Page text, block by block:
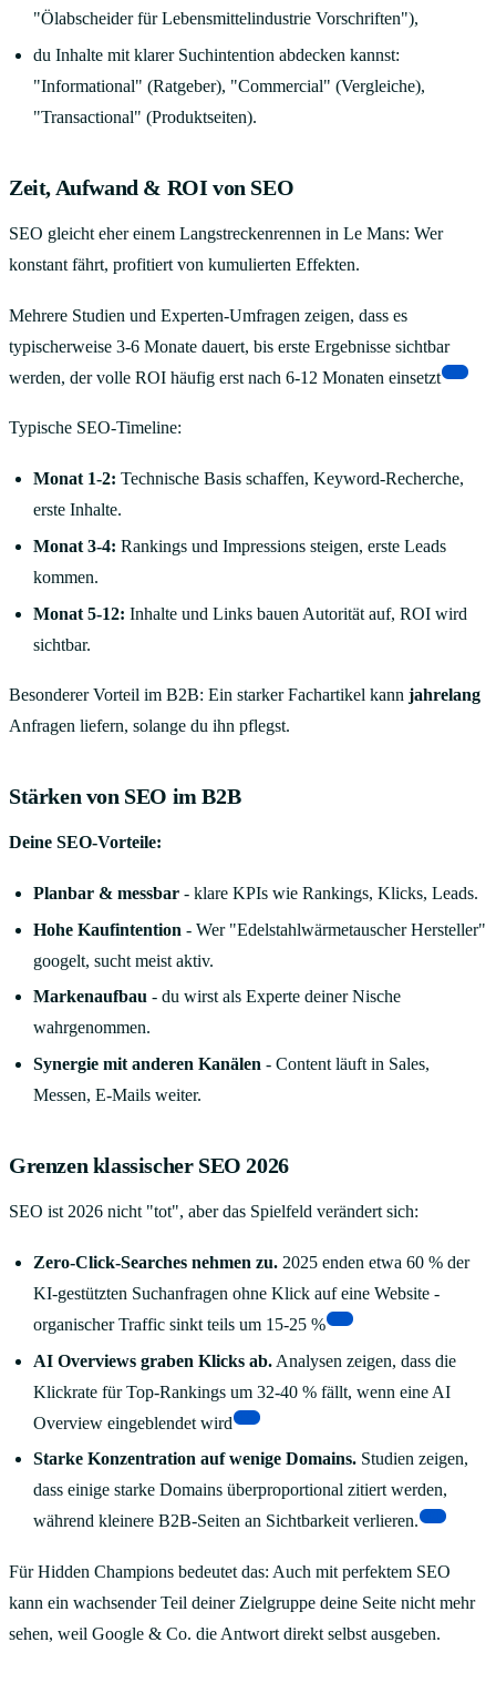
"Ölabscheider für Lebensmittelindustrie Vorschriften"),
du Inhalte mit klarer Suchintention abdecken kannst:
"Informational" (Ratgeber), "Commercial" (Vergleiche),
"Transactional" (Produktseiten).
Zeit, Aufwand & ROI von SEO
SEO gleicht eher einem Langstreckenrennen in Le Mans: Wer
konstant fährt, profitiert von kumulierten Effekten.
Mehrere Studien und Experten-Umfragen zeigen, dass es
typischerweise 3-6 Monate dauert, bis erste Ergebnisse sichtbar
werden, der volle ROI häufig erst nach 6-12 Monaten einsetzt
Typische SEO-Timeline:
Monat 1-2: Technische Basis schaffen, Keyword-Recherche,
erste Inhalte.
Monat 3-4: Rankings und Impressions steigen, erste Leads
kommen.
Monat 5-12: Inhalte und Links bauen Autorität auf, ROI wird
sichtbar.
Besonderer Vorteil im B2B: Ein starker Fachartikel kann jahrelang
Anfragen liefern, solange du ihn pflegst.
Stärken von SEO im B2B
Deine SEO-Vorteile:
Planbar & messbar - klare KPIs wie Rankings, Klicks, Leads.
Hohe Kaufintention - Wer "Edelstahlwärmetauscher Hersteller"
googelt, sucht meist aktiv.
Markenaufbau - du wirst als Experte deiner Nische
wahrgenommen.
Synergie mit anderen Kanälen - Content läuft in Sales,
Messen, E-Mails weiter.
Grenzen klassischer SEO 2026
SEO ist 2026 nicht "tot", aber das Spielfeld verändert sich:
Zero-Click-Searches nehmen zu. 2025 enden etwa 60 % der
KI-gestützten Suchanfragen ohne Klick auf eine Website -
organischer Traffic sinkt teils um 15-25 %
AI Overviews graben Klicks ab. Analysen zeigen, dass die
Klickrate für Top-Rankings um 32-40 % fällt, wenn eine AI
Overview eingeblendet wird
Starke Konzentration auf wenige Domains. Studien zeigen,
dass einige starke Domains überproportional zitiert werden,
während kleinere B2B-Seiten an Sichtbarkeit verlieren.
Für Hidden Champions bedeutet das: Auch mit perfektem SEO
kann ein wachsender Teil deiner Zielgruppe deine Seite nicht mehr
sehen, weil Google & Co. die Antwort direkt selbst ausgeben.